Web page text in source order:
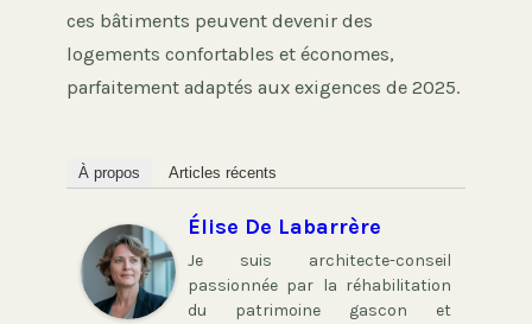
ces bâtiments peuvent devenir des
logements confortables et économes,
parfaitement adaptés aux exigences de 2025.
À propos Articles récents
Élise De Labarrère
Je suis architecte-conseil
passionnée par la réhabilitation
du patrimoine gascon et